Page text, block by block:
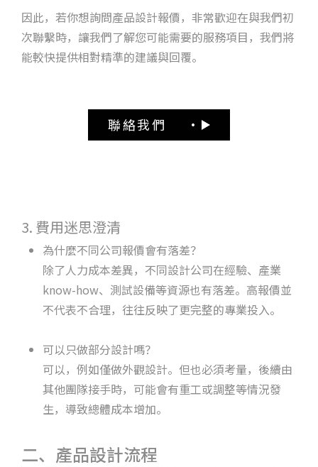
因此，若你想詢問產品設計報價，非常歡迎在與我們初
次聯繫時，讓我們了解您可能需要的服務項目，我們將
能較快提供相對精準的建議與回覆。
聯絡我們
3. 費用迷思澄清
為什麼不同公司報價會有落差？
除了人力成本差異，不同設計公司在經驗、產業
know-how、測試設備等資源也有落差。高報價並
不代表不合理，往往反映了更完整的專業投入。
可以只做部分設計嗎？
可以，例如僅做外觀設計。但也必須考量，後續由
其他團隊接手時，可能會有重工或調整等情況發
生，導致總體成本增加。
二、產品設計流程